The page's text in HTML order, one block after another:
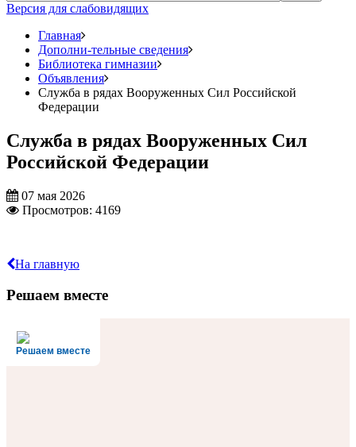
Версия для слабовидящих
Главная
Дополни-тельные сведения
Библиотека гимназии
Объявления
Служба в рядах Вооруженных Сил Российской
Федерации
Служба в рядах Вооруженных Сил
Российской Федерации
07 мая 2026
Просмотров: 4169
На главную
Решаем вместе
Решаем вместе